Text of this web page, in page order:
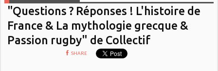
"Questions ? Réponses ! L'histoire de
France & La mythologie grecque &
Passion rugby" de Collectif
SHARE